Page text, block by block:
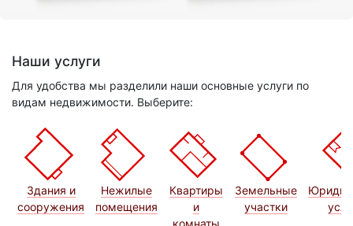
Наши услуги
Для удобства мы разделили наши основные услуги по
видам недвижимости. Выберите:
Здания и
сооружения
Нежилые
помещения
Квартиры
и
комнаты
Земельные
участки